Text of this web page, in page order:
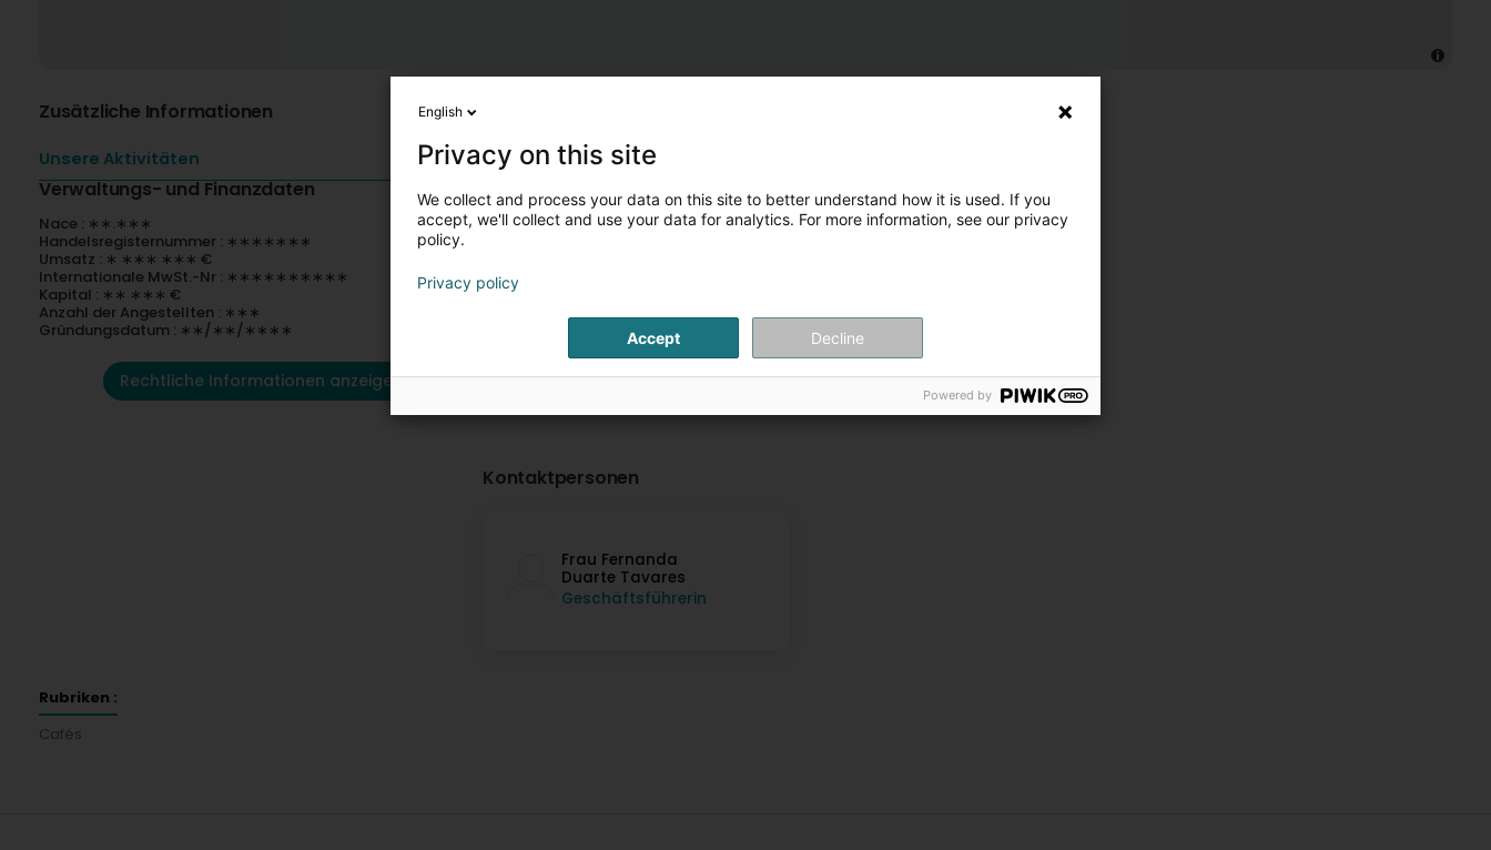
Zusätzliche Informationen
Unsere Aktivitäten
Verwaltungs- und Finanzdaten
Nace : ∗∗.∗∗∗
Handelsregisternummer : ∗∗∗∗∗∗∗
Umsatz : ∗ ∗∗∗ ∗∗∗ €
Internationale MwSt.-Nr : ∗∗∗∗∗∗∗∗∗∗
Kapital : ∗∗ ∗∗∗ €
Anzahl der Angestellten : ∗∗∗
Gründungsdatum : ∗∗/∗∗/∗∗∗∗
Rechtliche Informationen anzeigen
Kontaktpersonen
Frau Fernanda
Duarte Tavares
Geschäftsführerin
Rubriken :
Cafés
English
Privacy on this site
We collect and process your data on this site to better understand how it is used. If you
accept, we'll collect and use your data for analytics. For more information, see our privacy
policy.
Privacy policy
Accept Decline
Powered by